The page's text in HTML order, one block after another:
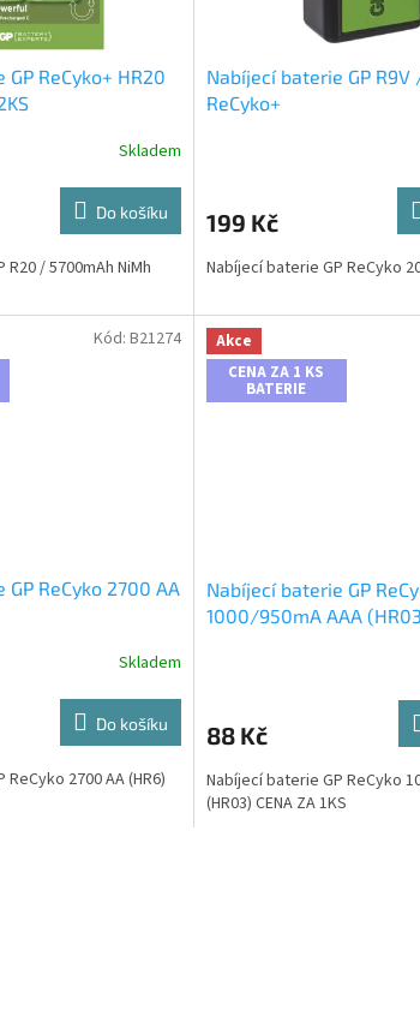
ReCyko+ HR20
Skladem
Do košíku
/ 5700mAh NiMh
Nabíjecí baterie GP
ReCyko+
199 Kč
Nabíjecí baterie GP ReCyko
ReCyko 2700 AA
Skladem
Do košíku
2700 AA (HR6)
Kód: B21274
Akce
CENA ZA 1 KS
BATERIE
Nabíjecí baterie GP
1000/950mA AAA
88 Kč
Nabíjecí baterie GP ReCyko
(HR03) CENA ZA 1KS